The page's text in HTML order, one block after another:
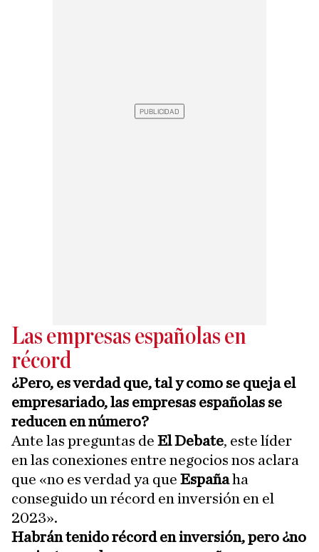
Las empresas españolas en
récord
¿Pero, es verdad que, tal y como se queja el
empresariado, las empresas españolas se
reducen en número?
Ante las preguntas de El Debate, este líder
en las conexiones entre negocios nos aclara
que «no es verdad ya que Españaha
conseguido un récord en inversión en el
2023».
Habrán tenido récord en inversión, pero ¿no